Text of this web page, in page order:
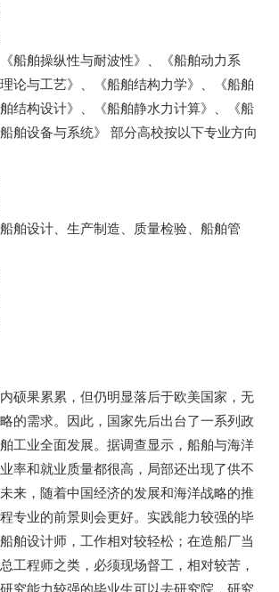
船舶操纵性与耐波性》、《船舶动力系
论与工艺》、《船舶结构力学》、《船舶
结构设计》、《船舶静水力计算》、《船
舶设备与系统》 部分高校按以下专业方向
舶设计、生产制造、质量检验、船舶管
硕果累累，但仍明显落后于欧美国家，无
的需求。因此，国家先后出台了一系列政
工业全面发展。据调查显示，船舶与海洋
率和就业质量都很高，局部还出现了供不
来，随着中国经济的发展和海洋战略的推
专业的前景则会更好。实践能力较强的毕
舶设计师，工作相对较轻松；在造船厂当
工程师之类，必须现场督工，相对较苦，
究能力较强的毕业生可以去研究院，研究